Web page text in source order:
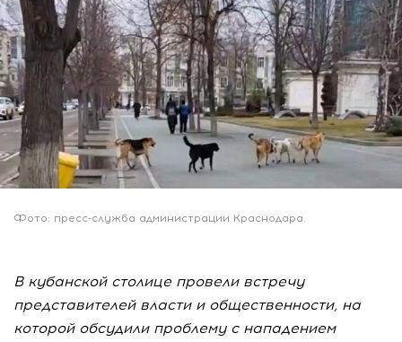
Фото: пресс-служба администрации Краснодара.
В кубанской столице провели встречу
представителей власти и общественности, на
которой обсудили проблему с нападением